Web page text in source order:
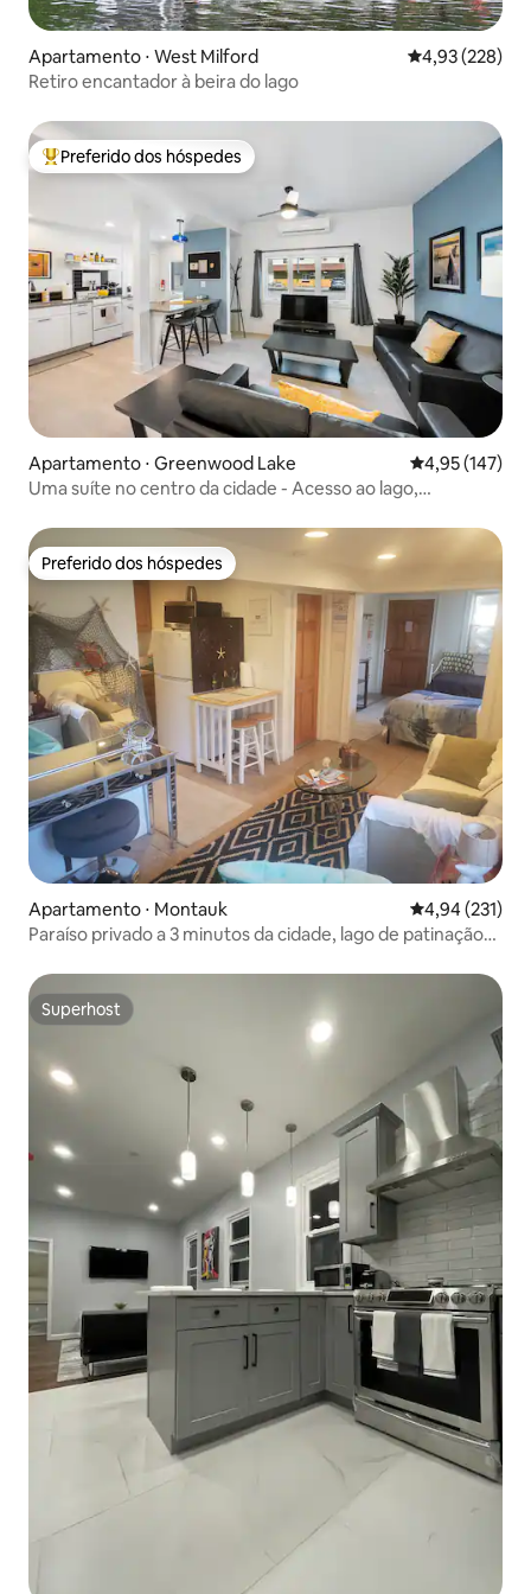
Apartamento ⋅ West Milford 4,93 de uma
4,93 (228)
Retiro encantador à beira do lago
Entre os melhores preferidos dos hóspedes
Preferido dos hóspedes
Apartamento ⋅ Greenwood Lake 4,95 de uma
4,95 (147)
Uma suíte no centro da cidade - Acesso ao lago,
Preferido dos hóspedes
Preferido dos hóspedes
Apartamento ⋅ Montauk 4,94 de uma
4,94 (231)
Paraíso privado a 3 minutos da cidade, lago de patinação
Superhost
Superhost